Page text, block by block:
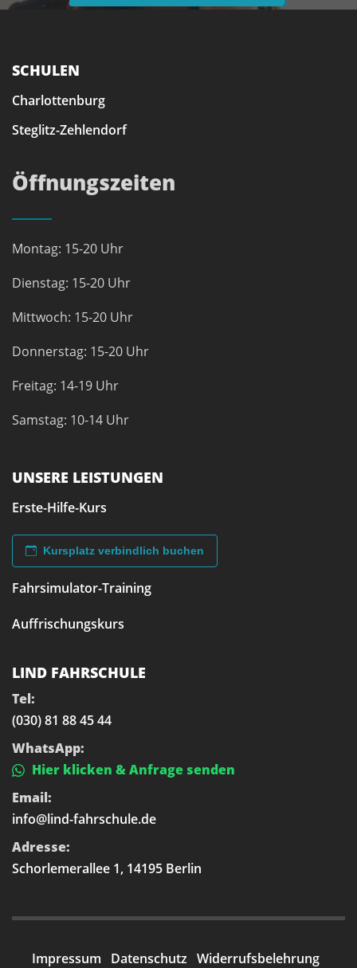
SCHULEN
Charlottenburg
Steglitz-Zehlendorf
Öffnungszeiten
Montag: 15-20 Uhr
Dienstag: 15-20 Uhr
Mittwoch: 15-20 Uhr
Donnerstag: 15-20 Uhr
Freitag: 14-19 Uhr
Samstag: 10-14 Uhr
UNSERE LEISTUNGEN
Erste-Hilfe-Kurs
Kursplatz verbindlich buchen
Fahrsimulator-Training
Auffrischungskurs
LIND FAHRSCHULE
Tel:
(030) 81 88 45 44
WhatsApp:
Hier klicken & Anfrage senden
Email:
info@lind-fahrschule.de
Adresse:
Schorlemerallee 1, 14195 Berlin
Impressum Datenschutz Widerrufsbelehrung